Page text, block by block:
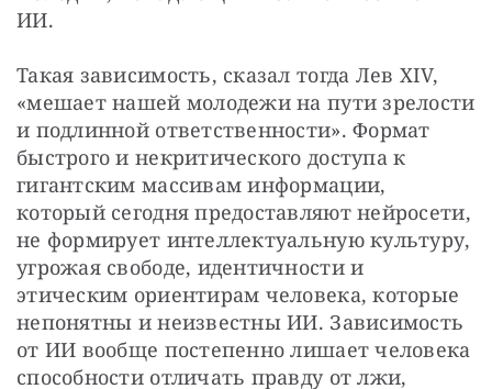
ИИ.
Такая зависимость, сказал тогда Лев XIV,
«мешает нашей молодежи на пути зрелости
и подлинной ответственности». Формат
быстрого и некритического доступа к
гигантским массивам информации,
который сегодня предоставляют нейросети,
не формирует интеллектуальную культуру,
угрожая свободе, идентичности и
этическим ориентирам человека, которые
непонятны и неизвестны ИИ. Зависимость
от ИИ вообще постепенно лишает человека
способности отличать правду от лжи,